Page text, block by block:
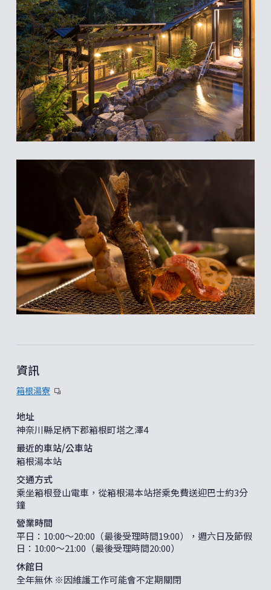
資訊
箱根湯寮
地址
神奈川縣足柄下郡箱根町塔之澤4
最近的車站/公車站
箱根湯本站
交通方式
乘坐箱根登山電車，從箱根湯本站搭乘免費送迎巴士約3分
鐘
營業時間
平日：10:00〜20:00（最後受理時間19:00），週六日及節假
日：10:00〜21:00（最後受理時間20:00）
休館日
全年無休 ※因維護工作可能會不定期關閉